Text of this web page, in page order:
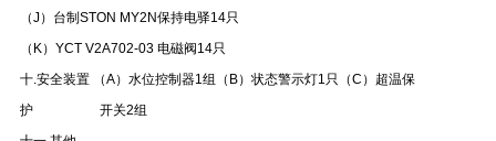
（J）台制STON MY2N保持电驿14只
（K）YCT V2A702-03 电磁阀14只
十.安全装置 （A）水位控制器1组（B）状态警示灯1只（C）超温保
护 开关2组